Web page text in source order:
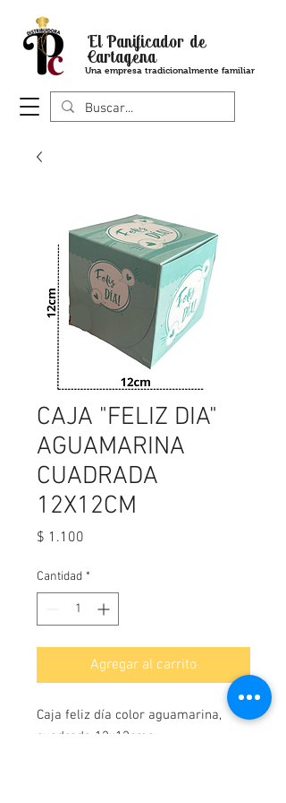
El Panificador de
Cartagena
Una empresa tradicionalmente familiar
CAJA "FELIZ DIA"
AGUAMARINA
CUADRADA
12X12CM
$ 1.100
Cantidad *
Agregar al carrito
Caja feliz día color aguamarina,
cuadrada 12x12cms.